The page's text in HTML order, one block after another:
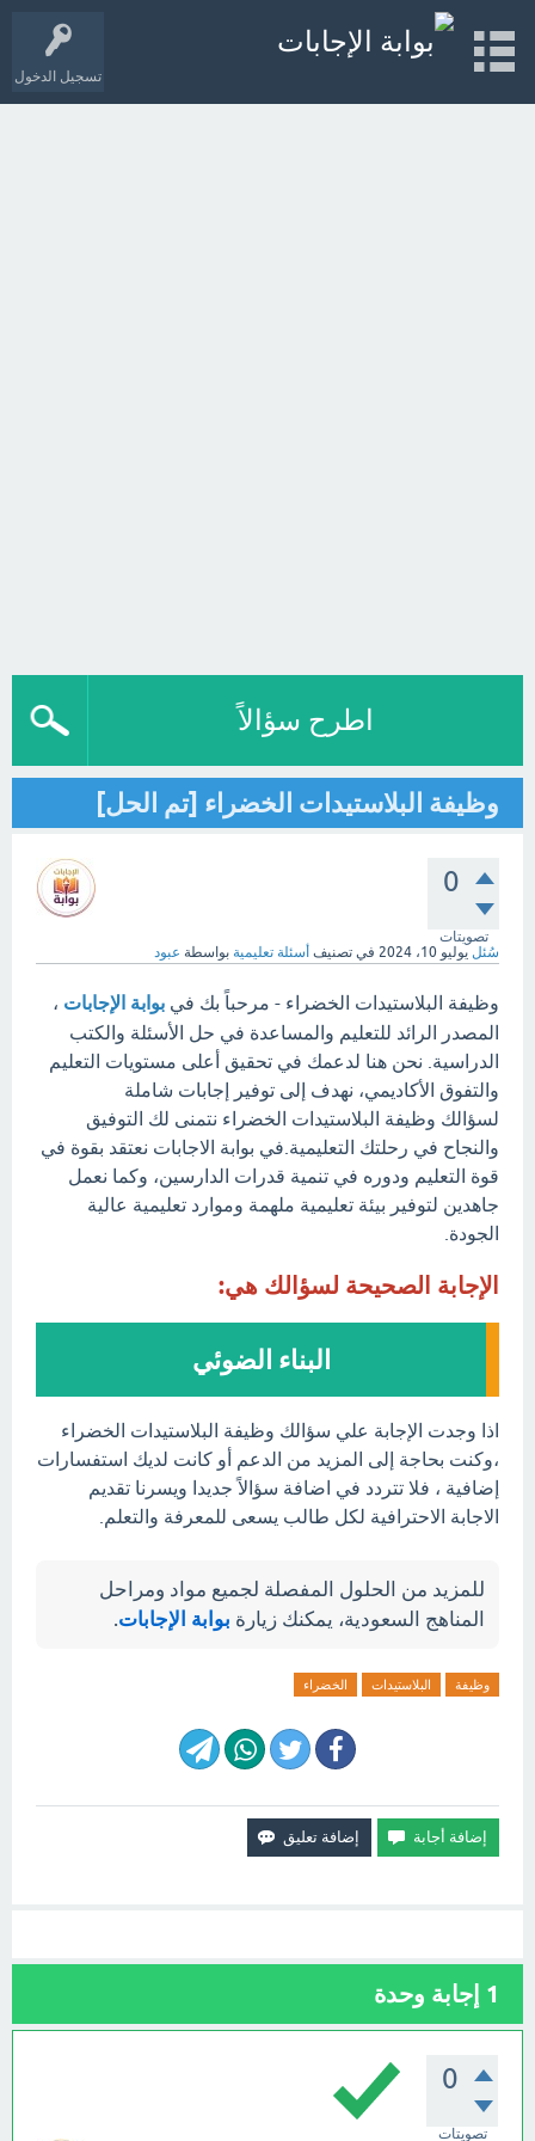
تسجيل الدخول
اطرح سؤالاً
وظيفة البلاستيدات الخضراء [تم الحل]
0
تصويتات
سُئل يوليو 10، 2024 في تصنيف أسئلة تعليمية بواسطة عبود
وظيفة البلاستيدات الخضراء - مرحباً بك في بوابة الإجابات ،
المصدر الرائد للتعليم والمساعدة في حل الأسئلة والكتب
الدراسية. نحن هنا لدعمك في تحقيق أعلى مستويات التعليم
والتفوق الأكاديمي، نهدف إلى توفير إجابات شاملة
لسؤالك وظيفة البلاستيدات الخضراء نتمنى لك التوفيق
والنجاح في رحلتك التعليمية.في بوابة الاجابات نعتقد بقوة في
قوة التعليم ودوره في تنمية قدرات الدارسين، وكما نعمل
جاهدين لتوفير بيئة تعليمية ملهمة وموارد تعليمية عالية
الجودة.
الإجابة الصحيحة لسؤالك هي:
البناء الضوئي
اذا وجدت الإجابة علي سؤالك وظيفة البلاستيدات الخضراء
،وكنت بحاجة إلى المزيد من الدعم أو كانت لديك استفسارات
إضافية ، فلا تتردد في اضافة سؤالاً جديدا ويسرنا تقديم
الاجابة الاحترافية لكل طالب يسعى للمعرفة والتعلم.
للمزيد من الحلول المفصلة لجميع مواد ومراحل
المناهج السعودية، يمكنك زيارة بوابة الإجابات.
وظيفة البلاستيدات الخضراء
1 إجابة وحدة
0
تصويتات